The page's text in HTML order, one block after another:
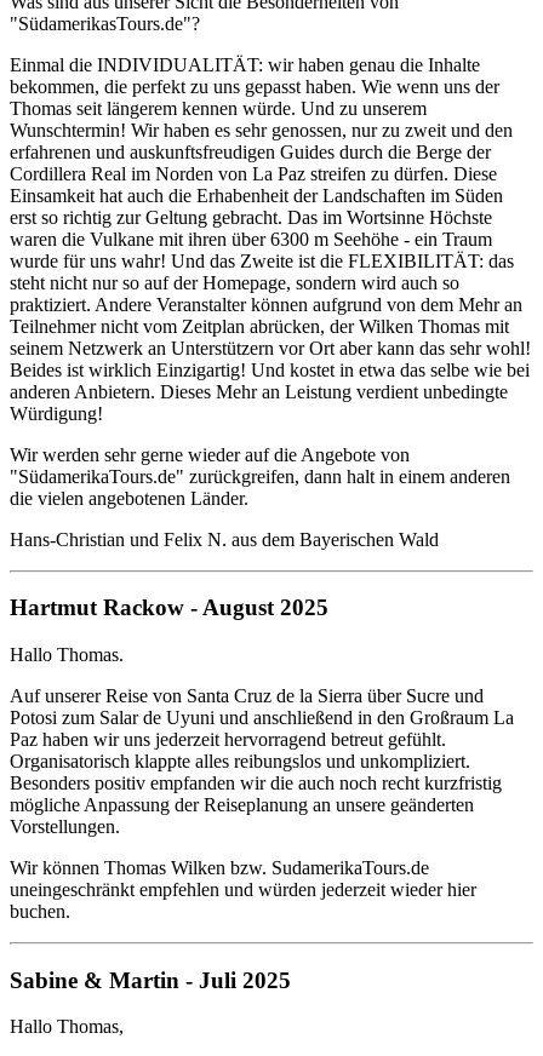
"SüdamerikasTours.de"?
Einmal die INDIVIDUALITÄT: wir haben genau die Inhalte
bekommen, die perfekt zu uns gepasst haben. Wie wenn uns der
Thomas seit längerem kennen würde. Und zu unserem
Wunschtermin! Wir haben es sehr genossen, nur zu zweit und den
erfahrenen und auskunftsfreudigen Guides durch die Berge der
Cordillera Real im Norden von La Paz streifen zu dürfen. Diese
Einsamkeit hat auch die Erhabenheit der Landschaften im Süden
erst so richtig zur Geltung gebracht. Das im Wortsinne Höchste
waren die Vulkane mit ihren über 6300 m Seehöhe - ein Traum
wurde für uns wahr! Und das Zweite ist die FLEXIBILITÄT: das
steht nicht nur so auf der Homepage, sondern wird auch so
praktiziert. Andere Veranstalter können aufgrund von dem Mehr an
Teilnehmer nicht vom Zeitplan abrücken, der Wilken Thomas mit
seinem Netzwerk an Unterstützern vor Ort aber kann das sehr wohl!
Beides ist wirklich Einzigartig! Und kostet in etwa das selbe wie bei
anderen Anbietern. Dieses Mehr an Leistung verdient unbedingte
Würdigung!
Wir werden sehr gerne wieder auf die Angebote von
"SüdamerikaTours.de" zurückgreifen, dann halt in einem anderen
die vielen angebotenen Länder.
Hans-Christian und Felix N. aus dem Bayerischen Wald
Hartmut Rackow - August 2025
Hallo Thomas.
Auf unserer Reise von Santa Cruz de la Sierra über Sucre und
Potosi zum Salar de Uyuni und anschließend in den Großraum La
Paz haben wir uns jederzeit hervorragend betreut gefühlt.
Organisatorisch klappte alles reibungslos und unkompliziert.
Besonders positiv empfanden wir die auch noch recht kurzfristig
mögliche Anpassung der Reiseplanung an unsere geänderten
Vorstellungen.
Wir können Thomas Wilken bzw. SudamerikaTours.de
uneingeschränkt empfehlen und würden jederzeit wieder hier
buchen.
Sabine & Martin - Juli 2025
Hallo Thomas,